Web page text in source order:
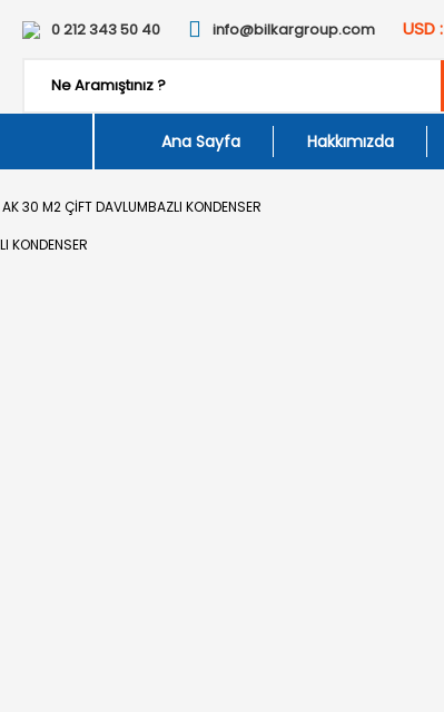
0 212 343 50 40 info@bilkargroup.com USD :
Ana Sayfa Hakkımızda
AK 30 M2 ÇİFT DAVLUMBAZLI KONDENSER